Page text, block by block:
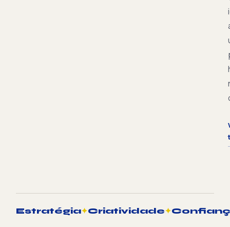
Estratégia✦Criatividade✦